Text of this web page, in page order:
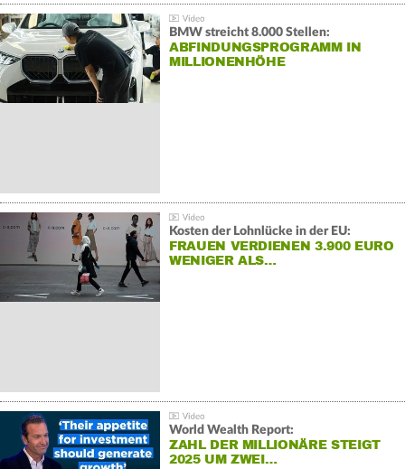
BMW streicht 8.000 Stellen:
ABFINDUNGSPROGRAMM IN
MILLIONENHÖHE
Kosten der Lohnlücke in der EU:
FRAUEN VERDIENEN 3.900 EURO
WENIGER ALS…
World Wealth Report:
ZAHL DER MILLIONÄRE STEIGT
2025 UM ZWEI…